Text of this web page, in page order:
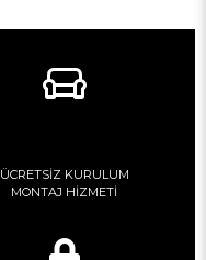
ÜCRETSİZ KURULUM
MONTAJ HİZMETİ